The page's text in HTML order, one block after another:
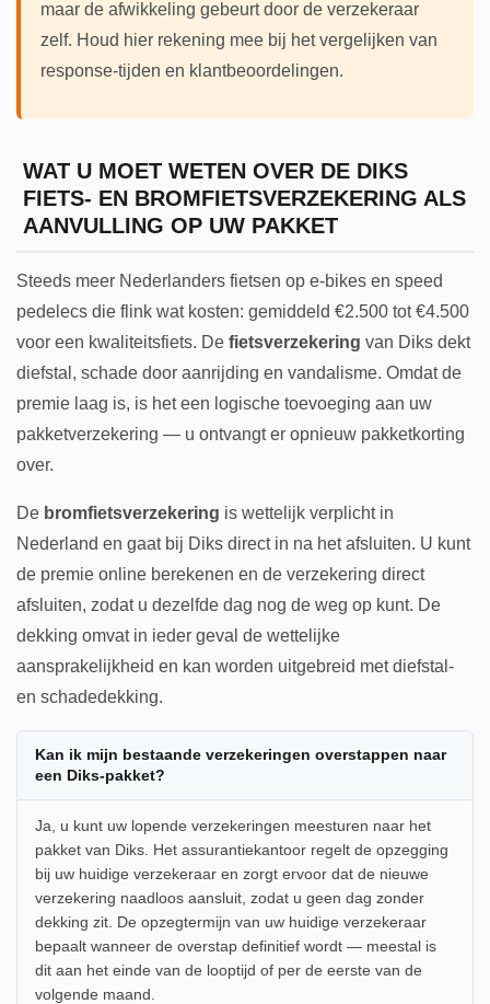
maar de afwikkeling gebeurt door de verzekeraar
zelf. Houd hier rekening mee bij het vergelijken van
response-tijden en klantbeoordelingen.
WAT U MOET WETEN OVER DE DIKS
FIETS- EN BROMFIETSVERZEKERING ALS
AANVULLING OP UW PAKKET
Steeds meer Nederlanders fietsen op e-bikes en speed
pedelecs die flink wat kosten: gemiddeld €2.500 tot €4.500
voor een kwaliteitsfiets. De fietsverzekering van Diks dekt
diefstal, schade door aanrijding en vandalisme. Omdat de
premie laag is, is het een logische toevoeging aan uw
pakketverzekering — u ontvangt er opnieuw pakketkorting
over.
De bromfietsverzekering is wettelijk verplicht in
Nederland en gaat bij Diks direct in na het afsluiten. U kunt
de premie online berekenen en de verzekering direct
afsluiten, zodat u dezelfde dag nog de weg op kunt. De
dekking omvat in ieder geval de wettelijke
aansprakelijkheid en kan worden uitgebreid met diefstal-
en schadedekking.
Kan ik mijn bestaande verzekeringen overstappen naar
een Diks-pakket?
Ja, u kunt uw lopende verzekeringen meesturen naar het
pakket van Diks. Het assurantiekantoor regelt de opzegging
bij uw huidige verzekeraar en zorgt ervoor dat de nieuwe
verzekering naadloos aansluit, zodat u geen dag zonder
dekking zit. De opzegtermijn van uw huidige verzekeraar
bepaalt wanneer de overstap definitief wordt — meestal is
dit aan het einde van de looptijd of per de eerste van de
volgende maand.